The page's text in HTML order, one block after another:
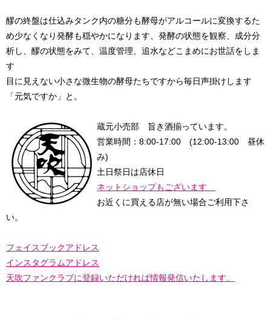
醪の終盤は仕込みタンク内の糖分も酵母がアルコールに変換するた
め少なくなり発酵も穏やかになります、発酵の状態を観察、成分分
析し、醪の状態をみて、温度管理、追水などこまめにお世話をしま
す
目に見えない小さな微生物の酵母たちですから毎日声掛けします
「元気ですか」と。
蔵元小売部 旨き酒揃っています。
営業時間：8:00-17:00 (12:00-13:00 昼休
み)
土日祭日は店休日
ネットショップもございます
お近くに買える店が無い場合ご利用下さ
い。
フェイスブックアドレス
インスタグラムアドレス
天吹ファンクラブに登録いただければ情報発信いたします。